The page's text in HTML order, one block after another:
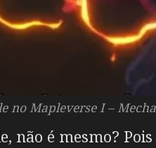
no Mapleverse I –
não é mesmo?